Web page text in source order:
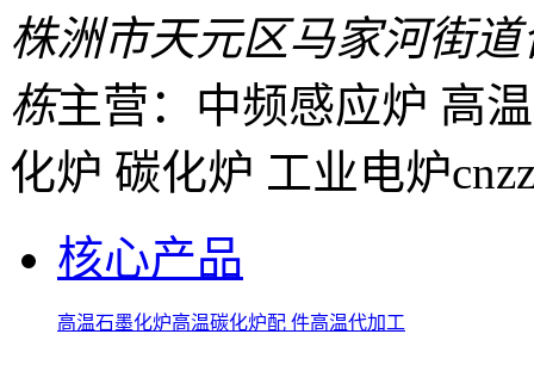
株洲市天元区马家河街
栋主营：中频感应炉 高
化炉 碳化炉 工业电炉
核心产品
高温石墨化炉高温碳化炉配 件高温代加工